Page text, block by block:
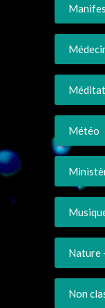
Météo
Nature
Non